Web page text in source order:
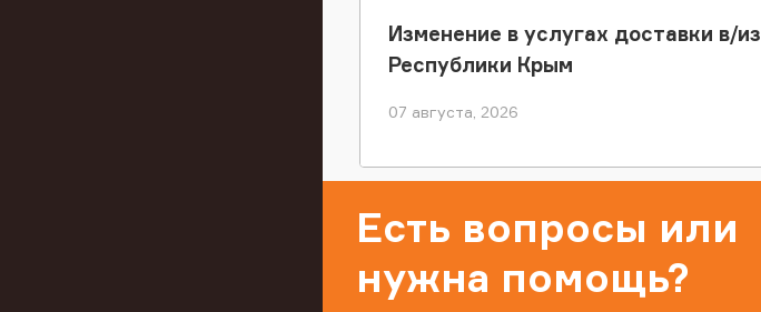
Изменение в услугах доставки в/из
Республики Крым
07 августа, 2026
Есть вопросы или
нужна помощь?